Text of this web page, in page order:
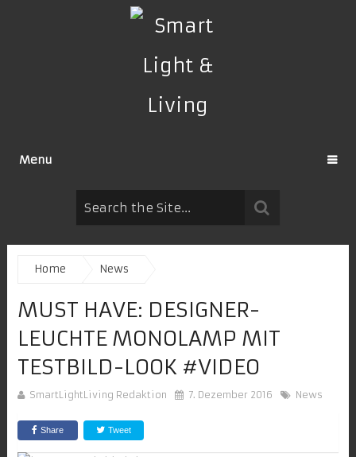
Menu
Home News
MUST HAVE: DESIGNER-
LEUCHTE MONOLAMP MIT
TESTBILD-LOOK #VIDEO
SmartLightLiving Redaktion 7. Dezember 2016 News
Share Tweet